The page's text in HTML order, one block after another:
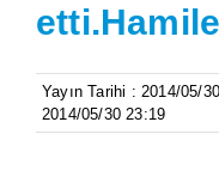
etti.Hamile
Yayın Tarihi : 2014/05/
2014/05/30 23:19